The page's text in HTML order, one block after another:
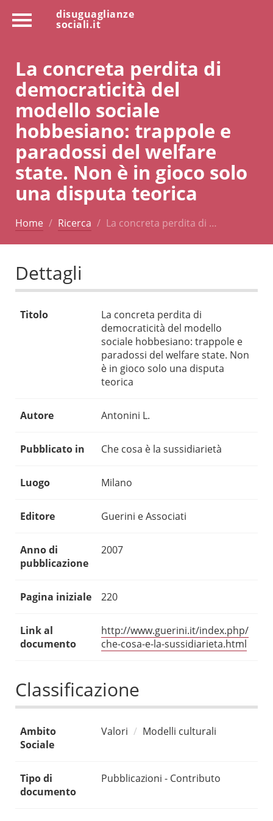
disuguaglianze
sociali.it
La concreta perdita di
democraticità del
modello sociale
hobbesiano: trappole e
paradossi del welfare
state. Non è in gioco solo
una disputa teorica
Home Ricerca La concreta perdita di …
Dettagli
Titolo
La concreta perdita di
democraticità del modello
sociale hobbesiano: trappole e
paradossi del welfare state. Non
è in gioco solo una disputa
teorica
Autore Antonini L.
Pubblicato in Che cosa è la sussidiarietà
Luogo Milano
Editore Guerini e Associati
Anno di
pubblicazione
2007
Pagina iniziale 220
Link al
documento
http://www.guerini.it/index.php/
che-cosa-e-la-sussidiarieta.html
Classificazione
Ambito
Sociale
Valori Modelli culturali
Tipo di
documento
Pubblicazioni - Contributo